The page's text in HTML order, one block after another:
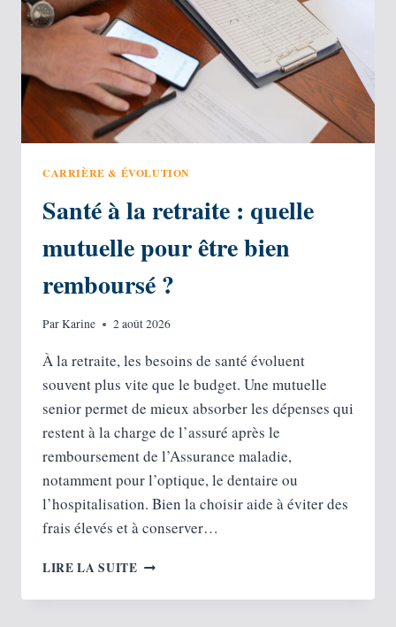
CARRIÈRE & ÉVOLUTION
Santé à la retraite : quelle
mutuelle pour être bien
remboursé ?
ParKarine 2 août 2026
À la retraite, les besoins de santé évoluent
souvent plus vite que le budget. Une mutuelle
senior permet de mieux absorber les dépenses qui
restent à la charge de l’assuré après le
remboursement de l’Assurance maladie,
notamment pour l’optique, le dentaire ou
l’hospitalisation. Bien la choisir aide à éviter des
frais élevés et à conserver…
LIRE LA SUITE SANTÉ
LA